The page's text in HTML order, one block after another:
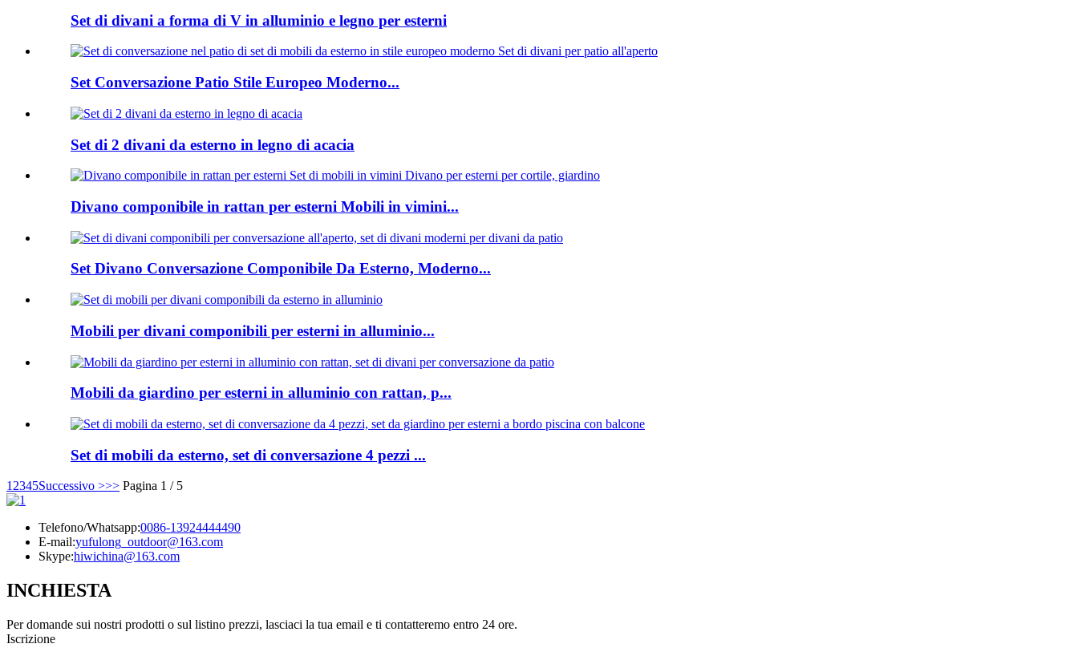
Set di divani a forma di V in alluminio e legno per esterni
Set Conversazione Patio Stile Europeo Moderno...
Set di 2 divani da esterno in legno di acacia
Divano componibile in rattan per esterni Mobili in vimini...
Set Divano Conversazione Componibile Da Esterno, Moderno...
Mobili per divani componibili per esterni in alluminio...
Mobili da giardino per esterni in alluminio con rattan, p...
Set di mobili da esterno, set di conversazione 4 pezzi ...
12345Successivo >>> Pagina 1 / 5
Telefono/Whatsapp:0086-13924444490
E-mail:yufulong_outdoor@163.com
Skype:hiwichina@163.com
INCHIESTA
Per domande sui nostri prodotti o sul listino prezzi, lasciaci la tua email e ti contatteremo entro 24 ore.
Iscrizione